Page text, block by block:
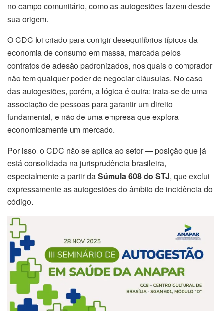
no campo comunitário, como as autogestões fazem desde
sua origem.
O CDC foi criado para corrigir desequilíbrios típicos da
economia de consumo em massa, marcada pelos
contratos de adesão padronizados, nos quais o comprador
não tem qualquer poder de negociar cláusulas. No caso
das autogestões, porém, a lógica é outra: trata-se de uma
associação de pessoas para garantir um direito
fundamental, e não de uma empresa que explora
economicamente um mercado.
Por isso, o CDC não se aplica ao setor — posição que já
está consolidada na jurisprudência brasileira,
especialmente a partir daSúmula 608 do STJ, que exclui
expressamente as autogestões do âmbito de incidência do
código.